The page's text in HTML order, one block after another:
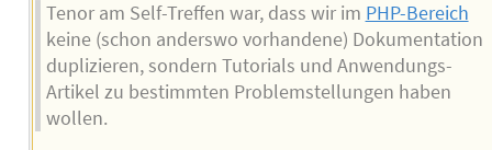
Tenor am Self-Treffen war, dass wir im PHP-Bereich
keine (schon anderswo vorhandene) Dokumentation
duplizieren, sondern Tutorials und Anwendungs-
Artikel zu bestimmten Problemstellungen haben
wollen.